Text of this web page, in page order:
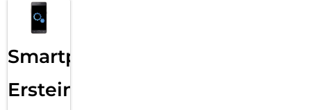
Smartphone
Ersteinrichtung